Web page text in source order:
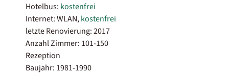
Hotelbus: kostenfrei
Internet: WLAN,kostenfrei
letzte Renovierung: 2017
Anzahl Zimmer: 101-150
Rezeption
Baujahr: 1981-1990